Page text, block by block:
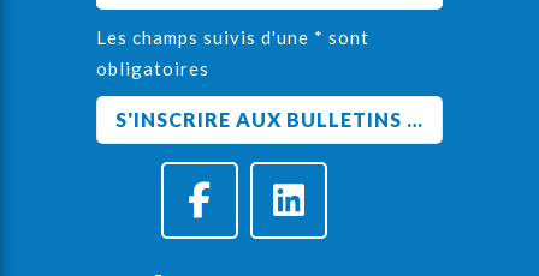
Les champs suivis d'une * sont
obligatoires